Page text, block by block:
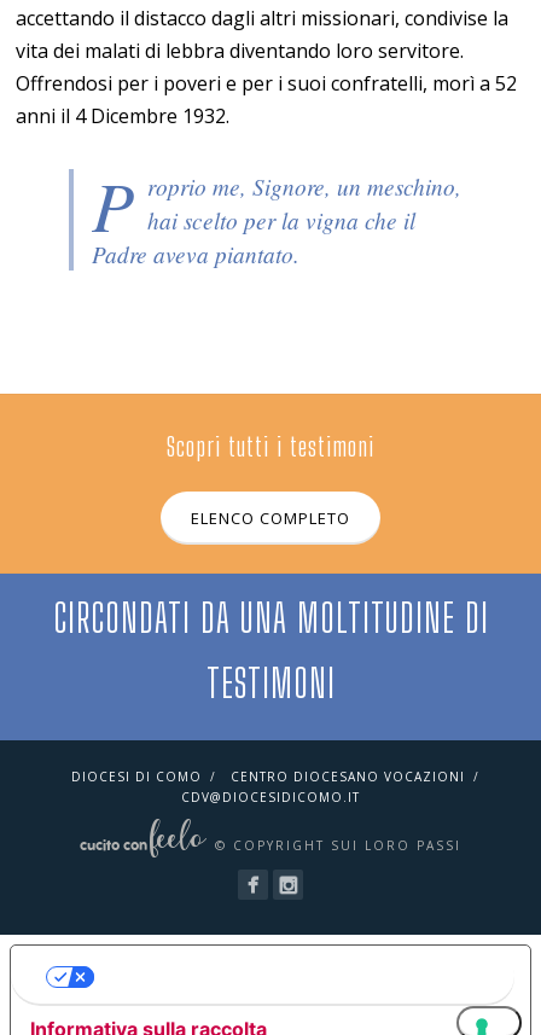
accettando il distacco dagli altri missionari, condivise la
vita dei malati di lebbra diventando loro servitore.
Offrendosi per i poveri e per i suoi confratelli, morì a 52
anni il 4 Dicembre 1932.
P roprio me, Signore, un meschino,
hai scelto per la vigna che il
Padre aveva piantato.
Scopri tutti i testimoni
ELENCO COMPLETO
CIRCONDATI DA UNA MOLTITUDINE DI
TESTIMONI
DIOCESI DI COMO
CENTRO DIOCESANO VOCAZIONI
CDV@DIOCESIDICOMO.IT
cucito confeelo © COPYRIGHT SUI LORO PASSI
Informativa sulla raccolta